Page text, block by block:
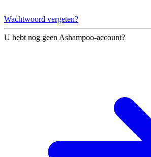
Wachtwoord vergeten?
U hebt nog geen Ashampoo-account?